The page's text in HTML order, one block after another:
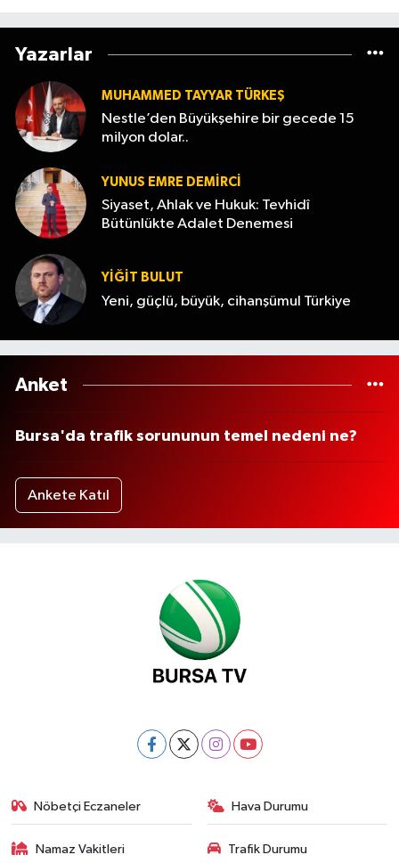
Yazarlar
MUHAMMED TAYYAR TÜRKEŞ
Nestle’den Büyükşehire bir gecede 15
milyon dolar..
YUNUS EMRE DEMIRCI
Siyaset, Ahlak ve Hukuk: Tevhidî
Bütünlükte Adalet Denemesi
YİĞİT BULUT
Yeni, güçlü, büyük, cihanşümul Türkiye
Anket
Bursa'da trafik sorununun temel nedeni ne?
Ankete Katıl
Nöbetçi Eczaneler Hava Durumu
Namaz Vakitleri Trafik Durumu